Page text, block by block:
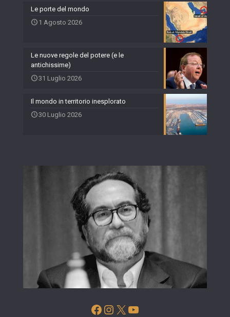
Le porte del mondo
1 Agosto 2026
Le nuove regole del potere (e le
antichissime)
31 Luglio 2026
Il mondo in territorio inesplorato
30 Luglio 2026
Facebook
Instagram
X YouTube